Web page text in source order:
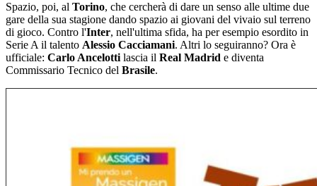
Spazio, poi, al Torino, che cercherà di dare un senso alle ultime due
gare della sua stagione dando spazio ai giovani del vivaio sul terreno
di gioco. Contro l'Inter, nell'ultima sfida, ha per esempio esordito in
Serie A il talento Alessio Cacciamani. Altri lo seguiranno? Ora è
ufficiale: Carlo Ancelotti lascia il Real Madrid e diventa
Commissario Tecnico del Brasile.